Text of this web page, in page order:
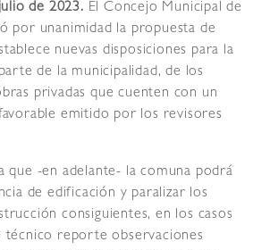
de 2023. El Concejo Municipal de
por unanimidad la propuesta de
nuevas disposiciones para la
de la municipalidad, de los
privadas que cuenten con un
emitido por los revisores
que -en adelante- la comuna podrá
de edificación y paralizar los
consiguientes, en los casos
técnico reporte observaciones